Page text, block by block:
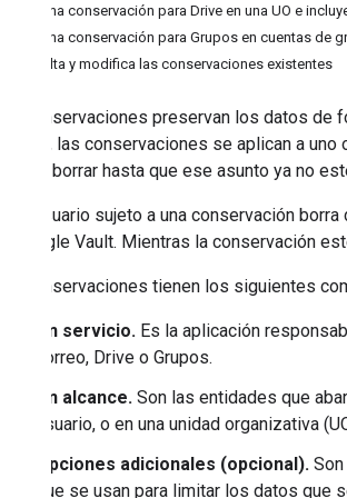
Crea una conservación para Drive en una UO e
Crea una conservación para Grupos en cuentas de
Consulta y modifica las conservaciones existentes
Las conservaciones preservan los datos
general, las conservaciones se aplican a
puedan borrar hasta que ese asunto ya no
Si un usuario sujeto a una conservación
en Google Vault. Mientras la conservación
Las conservaciones tienen los siguientes
Un servicio. Es la aplicación
correo, Drive o Grupos.
Un alcance. Son las entidades que
usuario, o en una unidad organizativa
Opciones adicionales (opcional).
que se usan para limitar los datos